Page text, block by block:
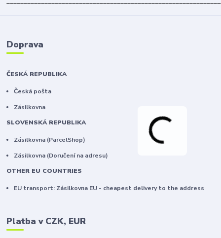
Doprava
ČESKÁ REPUBLIKA
Česká pošta
Zásilkovna
SLOVENSKÁ REPUBLIKA
Zásilkovna (ParcelShop)
Zásilkovna (Doručení na adresu)
OTHER EU COUNTRIES
EU transport: Zásilkovna EU - cheapest delivery to the address
Platba v CZK, EUR